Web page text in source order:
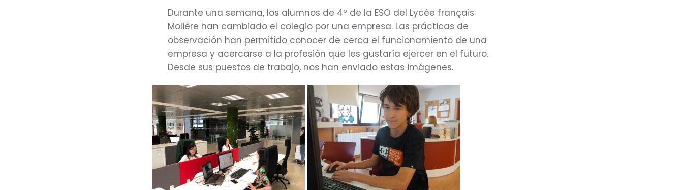
Durante una semana, los alumnos de 4º de la ESO del Lycée français
Molière han cambiado el colegio por una empresa. Las prácticas de
observación han permitido conocer de cerca el funcionamiento de una
empresa y acercarse a la profesión que les gustaría ejercer en el futuro.
Desde sus puestos de trabajo, nos han enviado estas imágenes.